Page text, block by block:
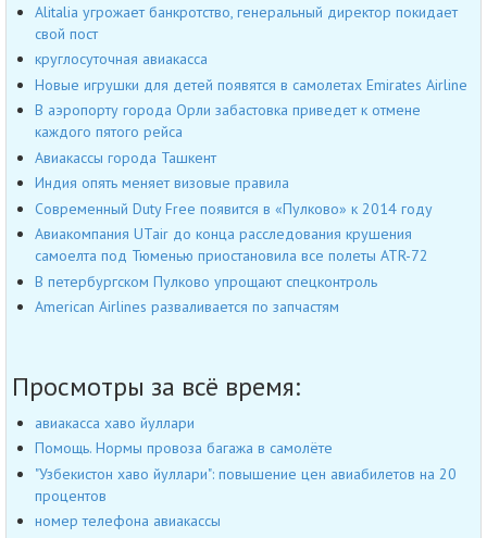
Alitalia угрожает банкротство, генеральный директор покидает
свой пост
круглосуточная авиакасса
Новые игрушки для детей появятся в самолетах Emirates Airline
В аэропорту города Орли забастовка приведет к отмене
каждого пятого рейса
Авиакассы города Ташкент
Индия опять меняет визовые правила
Современный Duty Free появится в «Пулково» к 2014 году
Авиакомпания UTair до конца расследования крушения
самоелта под Тюменью приостановила все полеты ATR-72
В петербургском Пулково упрощают спецконтроль
American Airlines разваливается по запчастям
Просмотры за всё время:
авиакасса хаво йуллари
Помощь. Нормы провоза багажа в самолёте
"Узбекистон хаво йуллари": повышение цен авиабилетов на 20
процентов
номер телефона авиакассы